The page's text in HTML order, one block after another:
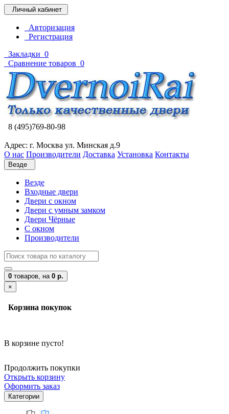
Личный кабинет
Авторизация
Регистрация
Закладки 0
Сравнение товаров 0
8 (495)769-80-98
Адрес: г. Москва ул. Минская д.9
О нас Производители Доставка Установка Контакты
Везде
Везде
Входные двери
Двери с окном
Двери с умным замком
Двери Чёрные
C окном
Производители
0 товаров, на 0 р.
×
Корзина покупок
В корзине пусто!
Продолжить покупки
Открыть корзину
Оформить заказ
Категории